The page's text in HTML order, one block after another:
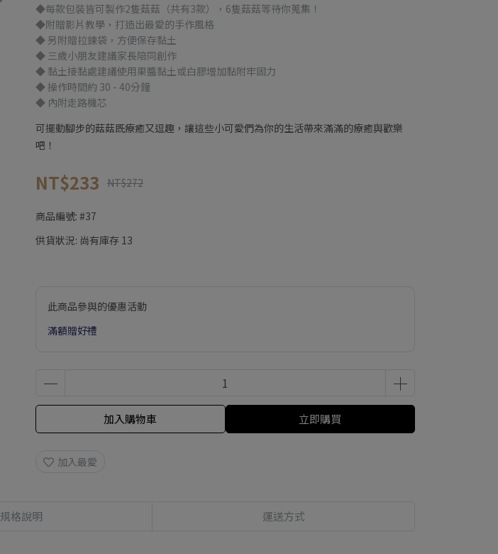
◆每款包裝皆可製作2隻菇菇（共有3款），6隻菇菇等待你蒐集！
◆附贈影片教學，打造出最愛的手作風格
◆ 另附贈拉鍊袋，方便保存黏土
◆ 三歲小朋友建議家長陪同創作
◆ 黏土接黏處建議使用果醬黏土或白膠增加黏附牢固力
◆ 操作時間約 30 - 40分鐘
◆ 內附走路機芯
可擺動腳步的菇菇既療癒又逗趣，讓這些小可愛們為你的生活帶來滿滿的療癒與歡樂
吧！
NT$233 NT$272
商品編號: #37
供貨狀況: 尚有庫存 13
此商品參與的優惠活動
滿額贈好禮
加入購物車 立即購買
加入最愛
規格說明 運送方式